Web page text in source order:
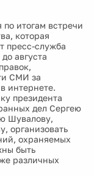
итогам встречи
которая
пресс-служба
августа
СМИ за
интернете.
президента
дел Сергею
Шувалову,
организовать
охраняемых
быть
различных